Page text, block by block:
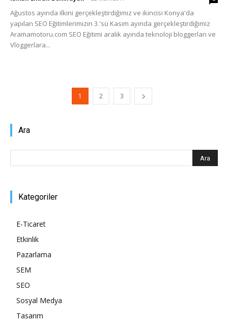
Ağustos ayında ilkini gerçekleştirdiğimiz ve ikincisi Konya'da
yapılan SEO Eğitimlerimizin 3.'sü Kasım ayında gerçekleştirdiğimiz
Aramamotoru.com SEO Eğitimi aralık ayında teknoloji bloggerları ve
Vloggerlara...
1 2 3
Ara
Kategoriler
E-Ticaret
Etkinlik
Pazarlama
SEM
SEO
Sosyal Medya
Tasarım